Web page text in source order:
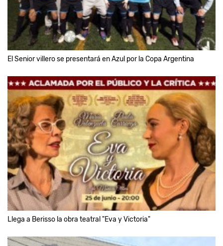
El Senior villero se presentará en Azul por la Copa Argentina
Llega a Berisso la obra teatral "Eva y Victoria"